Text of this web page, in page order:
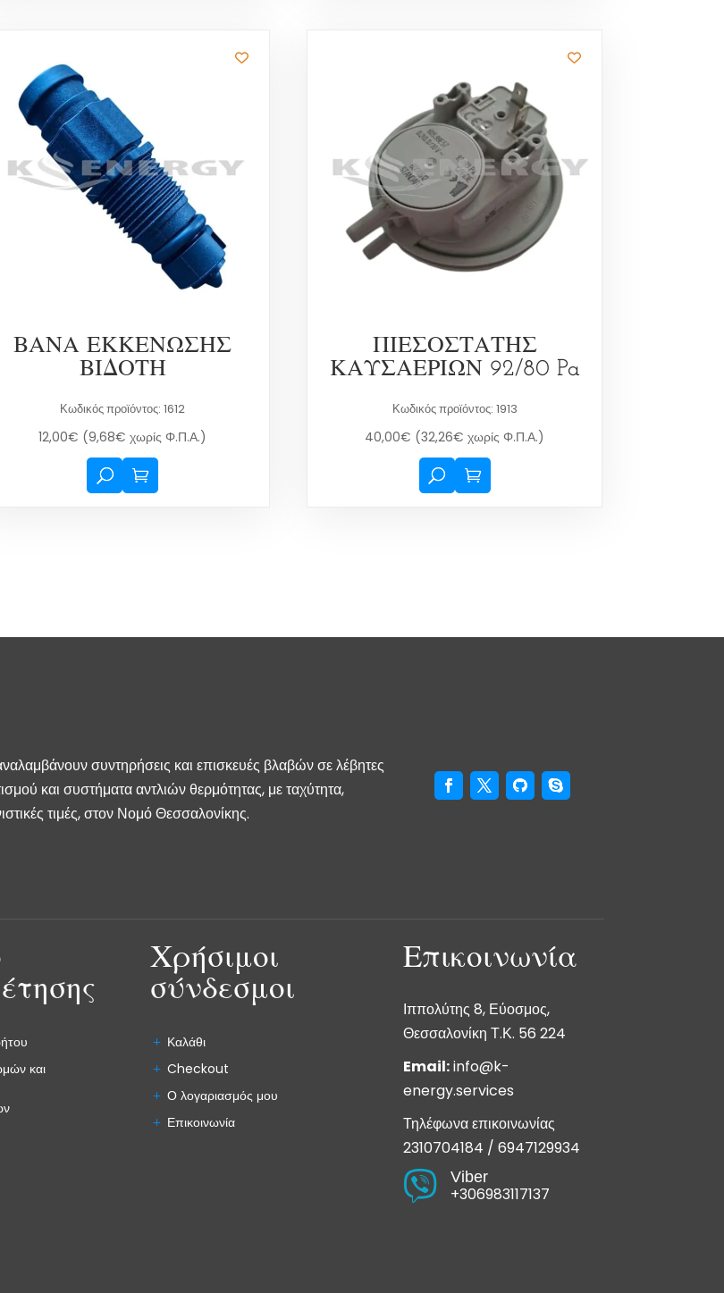
ΒΑΝΑ ΕΚΚΕΝΩΣΗΣ
ΒΙΔΟΤΗ
Κωδικός προϊόντος: 1612
12,00€ (9,68€ χωρίς Φ.Π.Α.)
ΠΙΕΣΟΣΤΑΤΗΣ
ΚΑΥΣΑΕΡΙΩΝ 92/80 Pa
Κωδικός προϊόντος: 1913
40,00€ (32,26€ χωρίς Φ.Π.Α.)
συντηρήσεις και επισκευές βλαβών σε λέβητες
και συστήματα αντλιών θερμότητας, με ταχύτητα,
τιμές, στον Νομό Θεσσαλονίκης.
και
Χρήσιμοι
σύνδεσμοι
Καλάθι
Checkout
Ο λογαριασμός μου
Επικοινωνία
Επικοινωνία
Ιππολύτης 8, Εύοσμος,
Θεσσαλονίκη Τ.Κ. 56 224
Email:info@k-
energy.services
Τηλέφωνα επικοινωνίας
2310704184 /6947129934
 Viber
+306983117137